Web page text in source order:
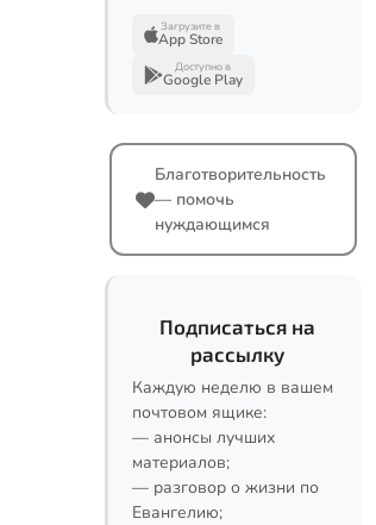
Загрузите в
App Store
Доступно в
Google Play
Благотворительность
— помочь
нуждающимся
Подписаться на
рассылку
Каждую неделю в вашем
почтовом ящике:
— анонсы лучших
материалов;
— разговор о жизни по
Евангелию;